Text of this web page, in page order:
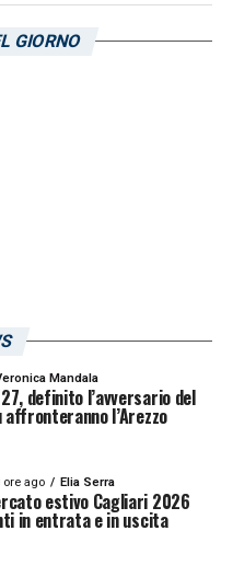
GIORNO
Mandala
definito l’avversario del
l’Arezzo
ore ago Elia Serra
estivo Cagliari 2026
in entrata e in uscita